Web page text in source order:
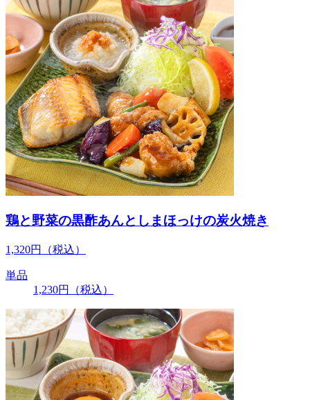
鶏と野菜の黒酢あんとしまほっけの炭火焼き
1,320円 （税込）
単品
1,230円 （税込）